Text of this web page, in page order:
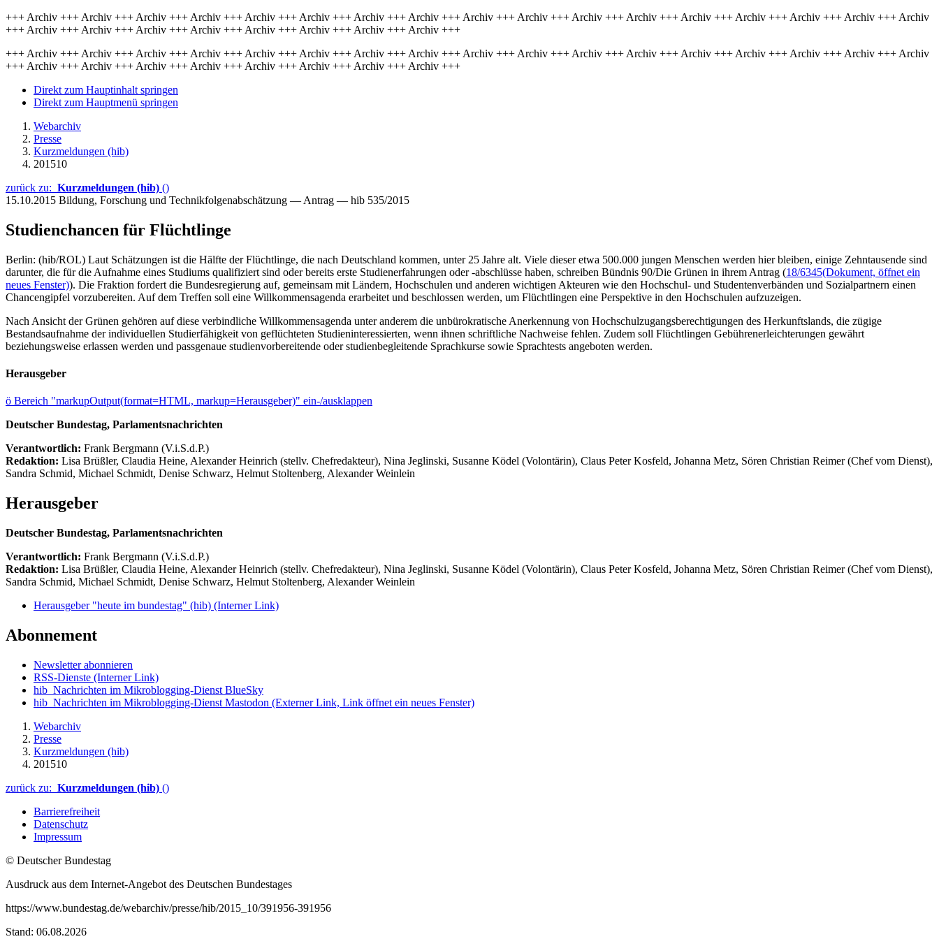
+++ Archiv +++ Archiv +++ Archiv +++ Archiv +++ Archiv +++ Archiv +++ Archiv +++ Archiv +++ Archiv +++ Archiv +++ Archiv +++ Archiv +++ Archiv +++ Archiv +++ Archiv +++ Archiv +++ Archiv
+++ Archiv +++ Archiv +++ Archiv +++ Archiv +++ Archiv +++ Archiv +++ Archiv +++ Archiv +++
+++ Archiv +++ Archiv +++ Archiv +++ Archiv +++ Archiv +++ Archiv +++ Archiv +++ Archiv +++ Archiv +++ Archiv +++ Archiv +++ Archiv +++ Archiv +++ Archiv +++ Archiv +++ Archiv +++ Archiv
+++ Archiv +++ Archiv +++ Archiv +++ Archiv +++ Archiv +++ Archiv +++ Archiv +++ Archiv +++
Direkt zum Hauptinhalt springen
Direkt zum Hauptmenü springen
Webarchiv
Presse
Kurzmeldungen (hib)
201510
zurück zu: Kurzmeldungen (hib) ()
15.10.2015 Bildung, Forschung und Technikfolgenabschätzung — Antrag — hib 535/2015
Studienchancen für Flüchtlinge
Berlin: (hib/ROL) Laut Schätzungen ist die Hälfte der Flüchtlinge, die nach Deutschland kommen, unter 25 Jahre alt. Viele dieser etwa 500.000 jungen Menschen werden hier bleiben, einige Zehntausende sind
darunter, die für die Aufnahme eines Studiums qualifiziert sind oder bereits erste Studienerfahrungen oder -abschlüsse haben, schreiben Bündnis 90/Die Grünen in ihrem Antrag (18/6345(Dokument, öffnet ein
neues Fenster)). Die Fraktion fordert die Bundesregierung auf, gemeinsam mit Ländern, Hochschulen und anderen wichtigen Akteuren wie den Hochschul- und Studentenverbänden und Sozialpartnern einen
Chancengipfel vorzubereiten. Auf dem Treffen soll eine Willkommensagenda erarbeitet und beschlossen werden, um Flüchtlingen eine Perspektive in den Hochschulen aufzuzeigen.
Nach Ansicht der Grünen gehören auf diese verbindliche Willkommensagenda unter anderem die unbürokratische Anerkennung von Hochschulzugangsberechtigungen des Herkunftslands, die zügige
Bestandsaufnahme der individuellen Studierfähigkeit von geflüchteten Studieninteressierten, wenn ihnen schriftliche Nachweise fehlen. Zudem soll Flüchtlingen Gebührenerleichterungen gewährt
beziehungsweise erlassen werden und passgenaue studienvorbereitende oder studienbegleitende Sprachkurse sowie Sprachtests angeboten werden.
Herausgeber
ö Bereich "markupOutput(format=HTML, markup=Herausgeber)" ein-/ausklappen
Deutscher Bundestag, Parlamentsnachrichten
Verantwortlich: Frank Bergmann (V.i.S.d.P.)
Redaktion: Lisa Brüßler, Claudia Heine, Alexander Heinrich (stellv. Chefredakteur), Nina Jeglinski, Susanne Ködel (Volontärin), Claus Peter Kosfeld, Johanna Metz, Sören Christian Reimer (Chef vom Dienst),
Sandra Schmid, Michael Schmidt, Denise Schwarz, Helmut Stoltenberg, Alexander Weinlein
Herausgeber
Deutscher Bundestag, Parlamentsnachrichten
Verantwortlich: Frank Bergmann (V.i.S.d.P.)
Redaktion: Lisa Brüßler, Claudia Heine, Alexander Heinrich (stellv. Chefredakteur), Nina Jeglinski, Susanne Ködel (Volontärin), Claus Peter Kosfeld, Johanna Metz, Sören Christian Reimer (Chef vom Dienst),
Sandra Schmid, Michael Schmidt, Denise Schwarz, Helmut Stoltenberg, Alexander Weinlein
Herausgeber "heute im bundestag" (hib) (Interner Link)
Abonnement
Newsletter abonnieren
RSS-Dienste (Interner Link)
hib_Nachrichten im Mikroblogging-Dienst BlueSky
hib_Nachrichten im Mikroblogging-Dienst Mastodon (Externer Link, Link öffnet ein neues Fenster)
Webarchiv
Presse
Kurzmeldungen (hib)
201510
zurück zu: Kurzmeldungen (hib) ()
Barrierefreiheit
Datenschutz
Impressum
© Deutscher Bundestag
Ausdruck aus dem Internet-Angebot des Deutschen Bundestages
https://www.bundestag.de/webarchiv/presse/hib/2015_10/391956-391956
Stand: 06.08.2026